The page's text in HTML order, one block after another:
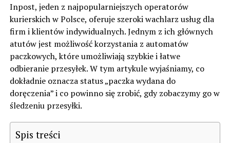
Inpost, jeden z najpopularniejszych operatorów
kurierskich w Polsce, oferuje szeroki wachlarz usług dla
firm i klientów indywidualnych. Jednym z ich głównych
atutów jest możliwość korzystania z automatów
paczkowych, które umożliwiają szybkie i łatwe
odbieranie przesyłek. W tym artykule wyjaśniamy, co
dokładnie oznacza status „paczka wydana do
doręczenia” i co powinno się zrobić, gdy zobaczymy go w
śledzeniu przesyłki.
Spis treści